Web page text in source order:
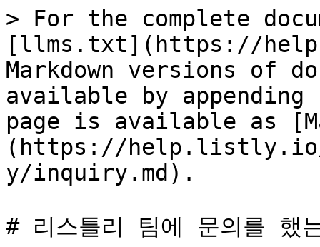
> For the complete
[llms.txt](https://
Markdown versions of
available by
page is available as
(https://help.listly.io/
y/inquiry.md).
# 리스틀리 팀에 문의를 했